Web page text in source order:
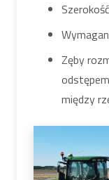
Zęby
między